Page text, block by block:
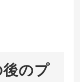
のプ